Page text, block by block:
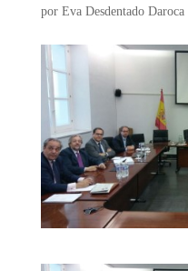
por Eva Desdentado Daroca|